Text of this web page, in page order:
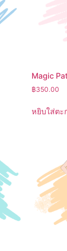
Magic
฿350.00
หยิบใส่ตะ